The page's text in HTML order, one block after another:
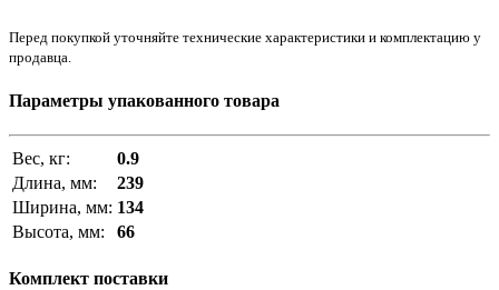
Перед покупкой уточняйте технические характеристики и комплектацию у
продавца.
Параметры упакованного товара
Вес, кг:
0.9
Длина, мм:
239
Ширина, мм: 134
Высота, мм:
66
Комплект поставки